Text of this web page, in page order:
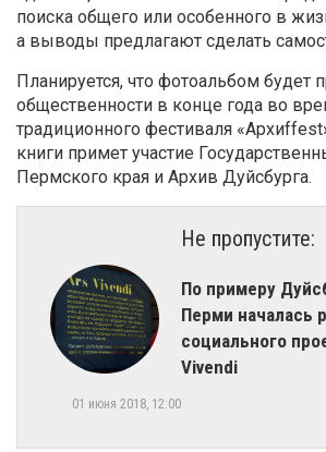
поиска общего или особенного в
а выводы предлагают сделать
Планируется, что фотоальбом будет
общественности в конце года во
традиционного фестиваля
книги примет участие
Пермского края и Архив Дуйсбурга.
Не пропустите:
По примеру
Перми началась
социального
Vivendi
01 июня 2018, 12:00